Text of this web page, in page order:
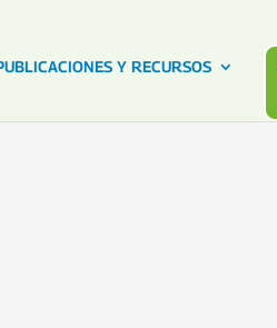
Y RECURSOS